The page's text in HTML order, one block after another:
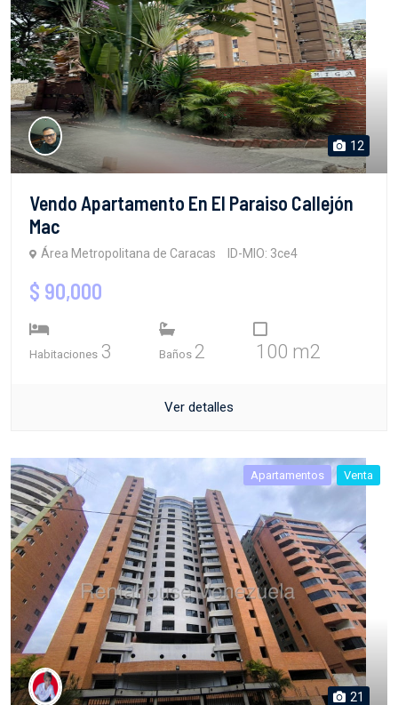
12
Vendo Apartamento En El Paraiso Callejón
Mac
Área Metropolitana de Caracas ID-MIO: 3ce4
$ 90,000
Habitaciones 3 Baños 2 100 m2
Ver detalles
Apartamentos Venta
21